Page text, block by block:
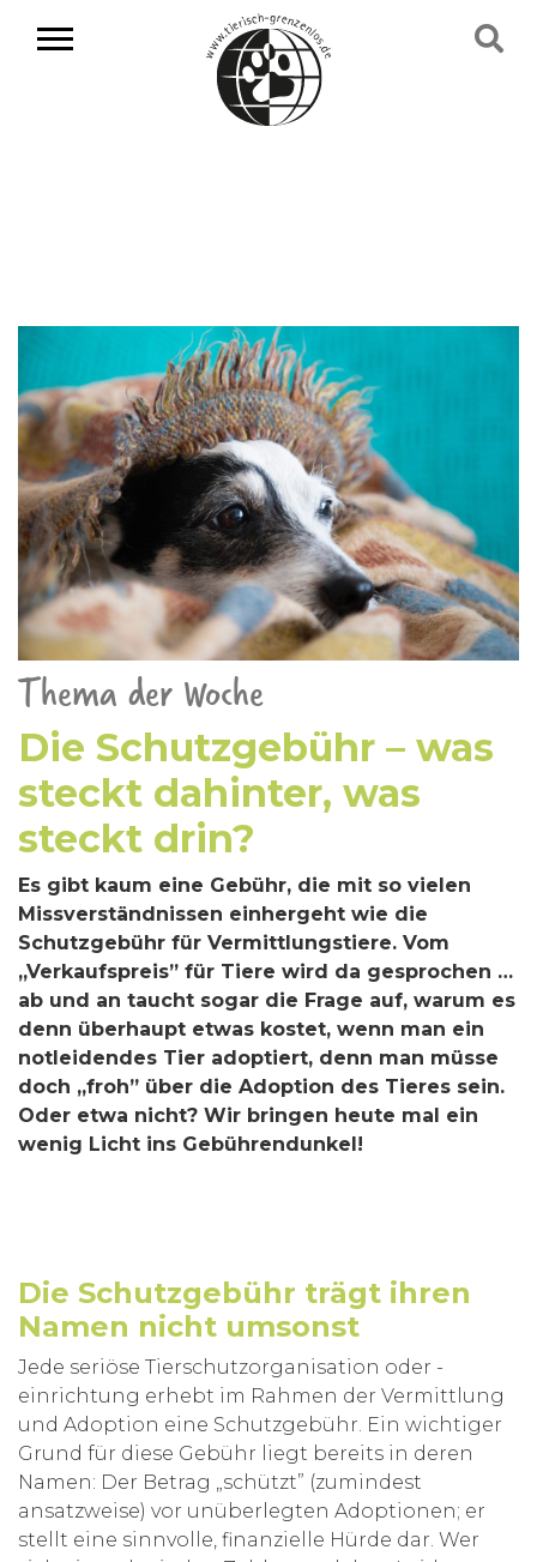
Thema der Woche
Die Schutzgebühr – was
steckt dahinter, was
steckt drin?
Es gibt kaum eine Gebühr, die mit so vielen
Missverständnissen einhergeht wie die
Schutzgebühr für Vermittlungstiere. Vom
„Verkaufspreis” für Tiere wird da gesprochen …
ab und an taucht sogar die Frage auf, warum es
denn überhaupt etwas kostet, wenn man ein
notleidendes Tier adoptiert, denn man müsse
doch „froh” über die Adoption des Tieres sein.
Oder etwa nicht? Wir bringen heute mal ein
wenig Licht ins Gebührendunkel!
Die Schutzgebühr trägt ihren
Namen nicht umsonst
Jede seriöse Tierschutzorganisation oder -
einrichtung erhebt im Rahmen der Vermittlung
und Adoption eine Schutzgebühr. Ein wichtiger
Grund für diese Gebühr liegt bereits in deren
Namen: Der Betrag „schützt” (zumindest
ansatzweise) vor unüberlegten Adoptionen; er
stellt eine sinnvolle, finanzielle Hürde dar. Wer